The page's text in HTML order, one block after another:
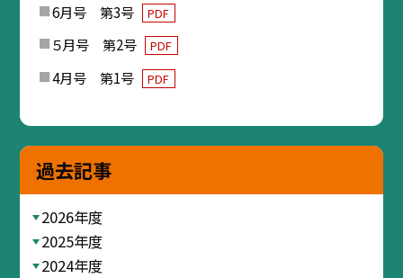
6月号 第3号 PDF
５月号 第2号 PDF
4月号 第1号 PDF
過去記事
2026年度
2025年度
2024年度